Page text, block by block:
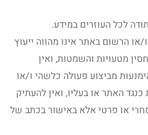
לכל העוזרים במידע.
או הרשום באתר אינו מהווה ייעוץ
מטעויות והשמטות, ואין
מביצוע פעולה כלשהי ו/או
האתר או בעליו, ואין להעתיק
או פרטי אלא באישור בכתב של